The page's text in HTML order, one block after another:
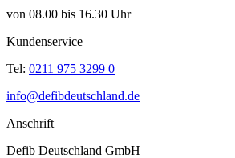
von 08.00 bis 16.30 Uhr
Kundenservice
Tel: 0211 975 3299 0
info@defibdeutschland.de
Anschrift
Defib Deutschland GmbH